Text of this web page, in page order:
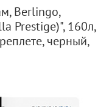
Berlingo,
Prestige)", 160л,
черный,